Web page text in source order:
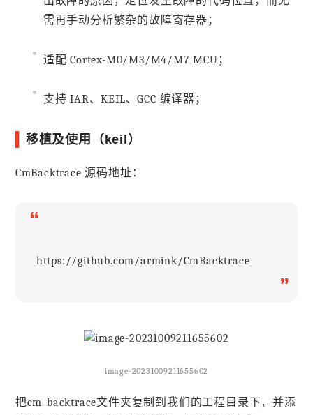
需再手动分析繁杂的故障寄存器；
适配 Cortex-M0/M3/M4/M7 MCU；
支持 IAR、KEIL、GCC 编译器；
移植及使用（keil）
CmBacktrace 源码地址：
“
https://github.com/armink/CmBacktrace
”
image-20231009211655602
把cm_backtrace文件夹复制到我们的工程目录下，并添